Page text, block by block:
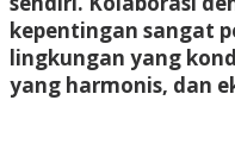
kepentingan sangat
lingkungan yang
yang harmonis, dan